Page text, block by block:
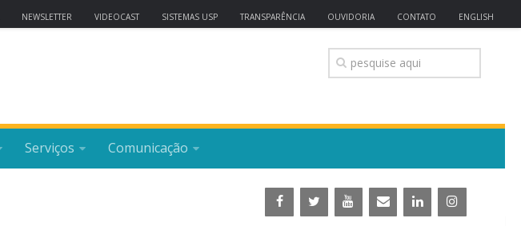
NEWSLETTER VIDEOCAST SISTEMAS USP TRANSPARÊNCIA OUVIDORIA CONTATO ENGLISH
Serviços Comunicação